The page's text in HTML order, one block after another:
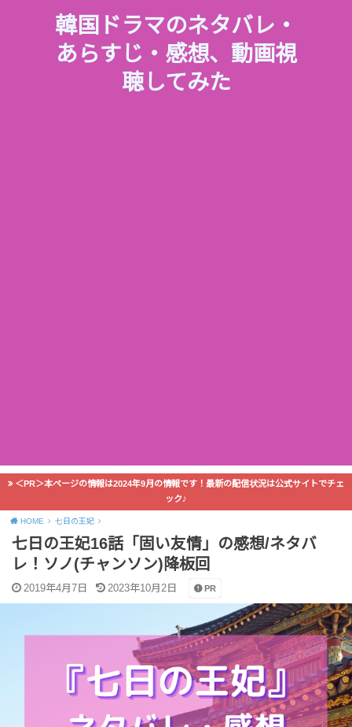
韓国ドラマのネタバレ・
あらすじ・感想、動画視
聴してみた
＜PR＞本ページの情報は2024年9月の情報です！最新の配信状況は公式サイトでチェ
ック♪
HOME 七日の王妃
七日の王妃16話「固い友情」の感想/ネタバ
レ！ソノ(チャンソン)降板回
2019年4月7日 2023年10月2日 PR